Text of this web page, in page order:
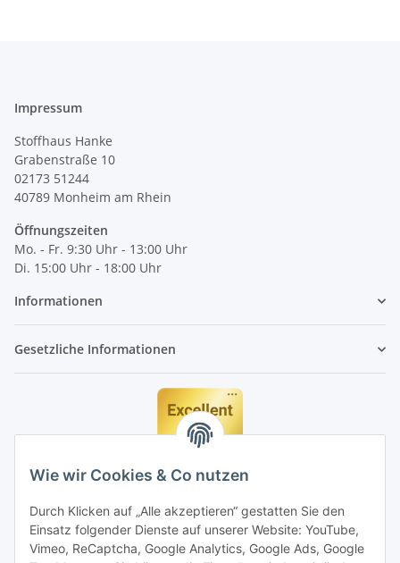
Wie wir Cookies & Co nutzen
Durch Klicken auf „Alle akzeptieren“ gestatten Sie den
Einsatz folgender Dienste auf unserer Website: YouTube,
Vimeo, ReCaptcha, Google Analytics, Google Ads, Google
Impressum
Stoffhaus Hanke
Grabenstraße 10
02173 51244
40789 Monheim am Rhein
Öffnungszeiten
Mo. - Fr. 9:30 Uhr - 13:00 Uhr
Di. 15:00 Uhr - 18:00 Uhr
Informationen
Gesetzliche Informationen